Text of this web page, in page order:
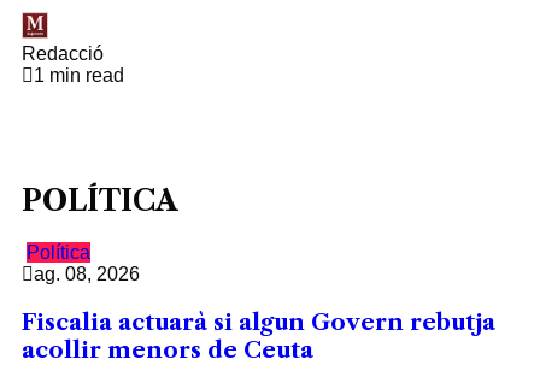
Redacció
1 min read
POLÍTICA
Política
ag. 08, 2026
Fiscalia actuarà si algun Govern rebutja
acollir menors de Ceuta